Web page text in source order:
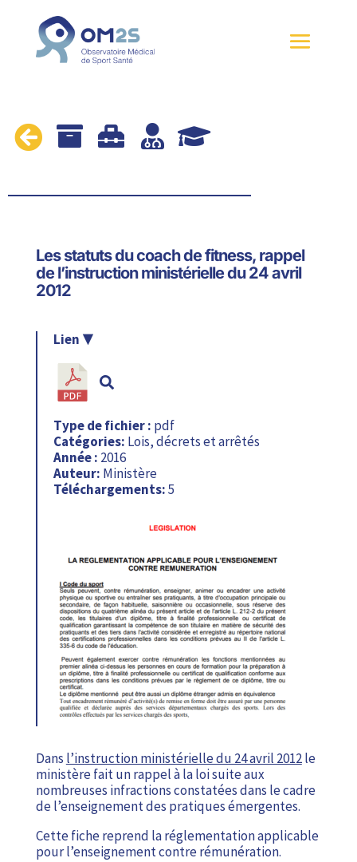
    
Les statuts du coach de fitness, rappel
de l’instruction ministérielle du 24 avril
2012
Dans l’instruction ministérielle du 24 avril 2012le
ministère fait un rappel à la loi suite aux
nombreuses infractions constatées dans le cadre
de l’enseignement des pratiques émergentes.
Cette fiche reprend la réglementation applicable
pour l’enseignement contre rémunération.
Type de fichier : pdf
Catégories: Lois, décrets et arrêtés
Année : 2016
Auteur: Ministère
Téléchargements:5